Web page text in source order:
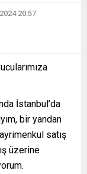
20:57
İstanbul’da
bir yandan
satış
üzerine